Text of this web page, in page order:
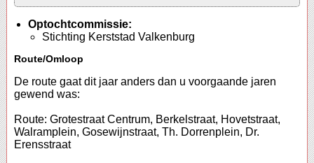
Optochtcommissie:
Stichting Kerststad Valkenburg
Route/Omloop
De route gaat dit jaar anders dan u voorgaande jaren
gewend was:
Route: Grotestraat Centrum, Berkelstraat, Hovetstraat,
Walramplein, Gosewijnstraat, Th. Dorrenplein, Dr.
Erensstraat